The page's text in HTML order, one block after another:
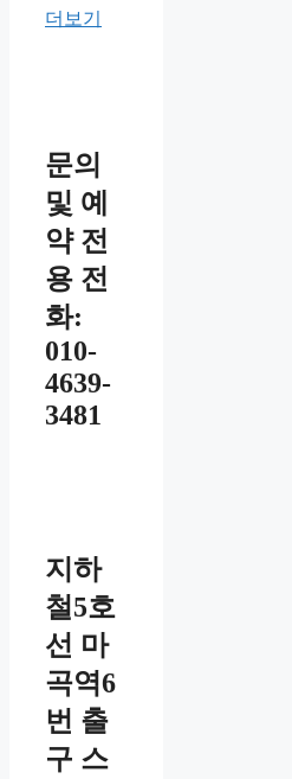
더보기
문의
및 예
약 전
용 전
화:
010-
4639-
3481
지하
철5호
선 마
곡역6
번 출
구 스